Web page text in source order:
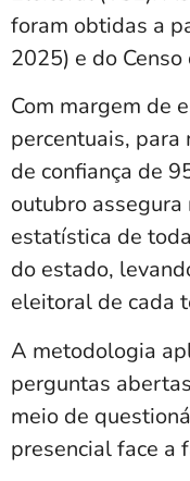
foram obtidas a
2025) e do
Com margem de
percentuais, para
de confiança de
outubro
estatística de
do estado,
eleitoral de cada
A metodologia
perguntas
meio de
presencial face a